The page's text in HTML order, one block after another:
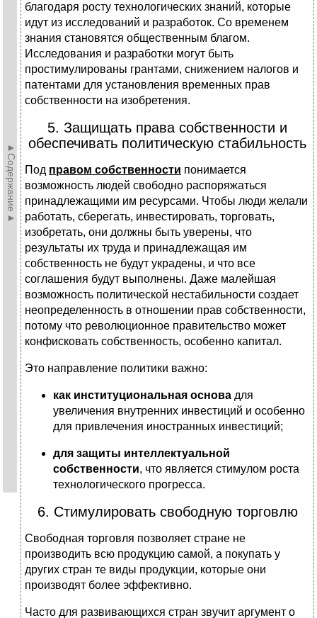
►Содержание►
благодаря росту технологических знаний, которые
идут из исследований и разработок. Со временем
знания становятся общественным благом.
Исследования и разработки могут быть
простимулированы грантами, снижением налогов и
патентами для установления временных прав
собственности на изобретения.
5. Защищать права собственности и
обеспечивать политическую стабильность
Под правом собственности понимается
возможность людей свободно распоряжаться
принадлежащими им ресурсами. Чтобы люди желали
работать, сберегать, инвестировать, торговать,
изобретать, они должны быть уверены, что
результаты их труда и принадлежащая им
собственность не будут украдены, и что все
соглашения будут выполнены. Даже малейшая
возможность политической нестабильности создает
неопределенность в отношении прав собственности,
потому что революционное правительство может
конфисковать собственность, особенно капитал.
Это направление политики важно:
как институциональная основа для
увеличения внутренних инвестиций и особенно
для привлечения иностранных инвестиций;
для защиты интеллектуальной
собственности, что является стимулом роста
технологического прогресса.
6. Стимулировать свободную торговлю
Свободная торговля позволяет стране не
производить всю продукцию самой, а покупать у
других стран те виды продукции, которые они
производят более эффективно.
Часто для развивающихся стран звучит аргумент о